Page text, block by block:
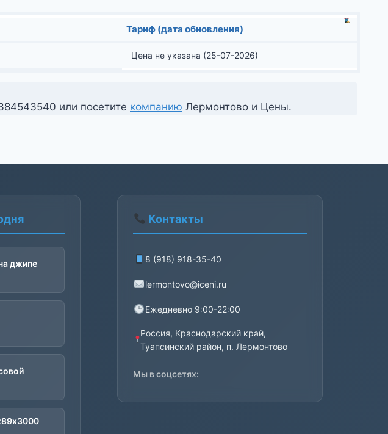
Тариф (дата обновления)
Цена не указана (25-07-2026)
или посетите компанию Лермонтово и Цены.
джипе
Контакты
8 (918) 918-35-40
lermontovo@iceni.ru
Ежедневно 9:00-22:00
Россия, Краснодарский край,
Туапсинский район, п. Лермонтово
Мы в соцсетях: